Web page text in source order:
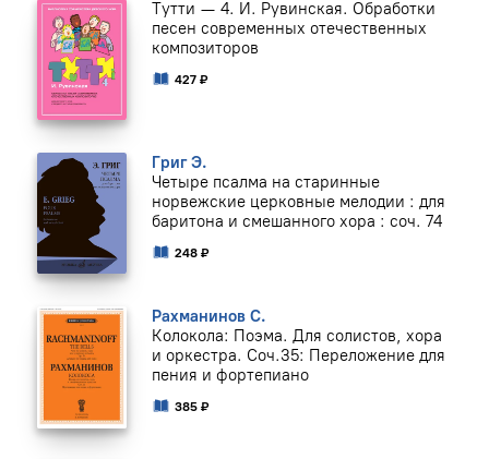
Тутти — 4. И. Рувинская. Обработки
песен современных отечественных
композиторов
427 ₽
Григ Э.
Четыре псалма на старинные
норвежские церковные мелодии : для
баритона и смешанного хора : соч. 74
248 ₽
Рахманинов С.
Колокола: Поэма. Для солистов, хора
и оркестра. Соч.35: Переложение для
пения и фортепиано
385 ₽